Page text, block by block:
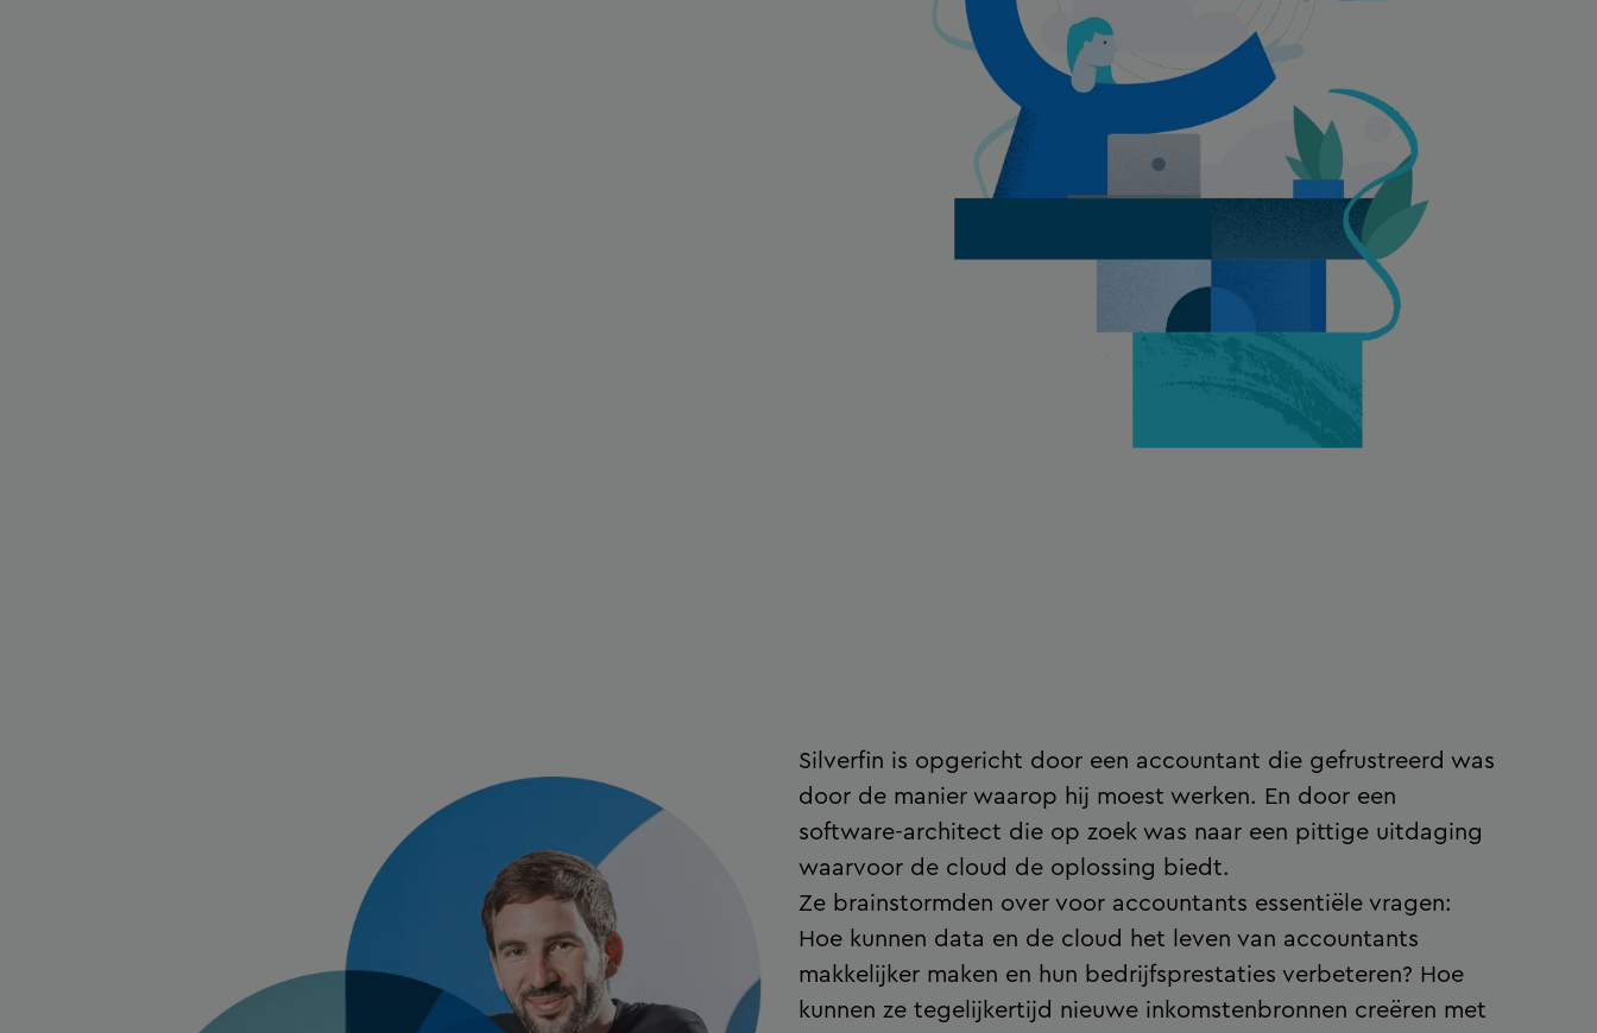
Silverfin is opgericht door een accountant die gefrustreerd was
door de manier waarop hij moest werken. En door een
software-architect die op zoek was naar een pittige uitdaging
waarvoor de cloud de oplossing biedt.
Ze brainstormden over voor accountants essentiële vragen:
Hoe kunnen data en de cloud het leven van accountants
makkelijker maken en hun bedrijfsprestaties verbeteren? Hoe
kunnen ze tegelijkertijd nieuwe inkomstenbronnen creëren met